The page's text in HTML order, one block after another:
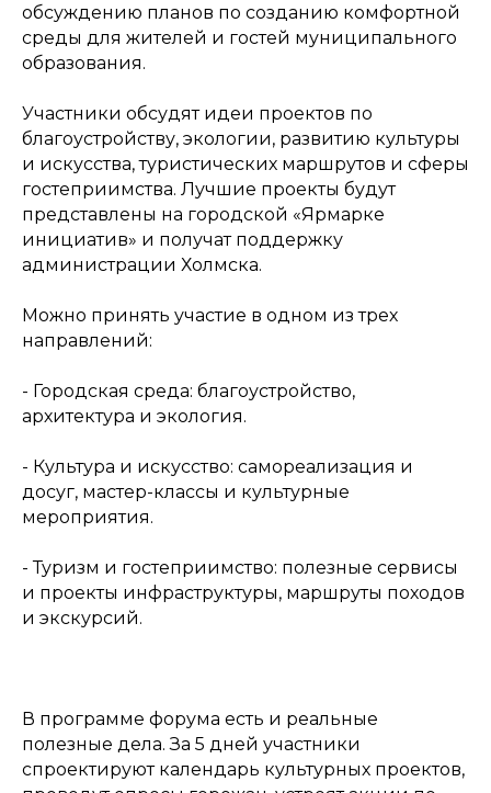
обсуждению планов по созданию комфортной
среды для жителей и гостей муниципального
образования.
Участники обсудят идеи проектов по
благоустройству, экологии, развитию культуры
и искусства, туристических маршрутов и сферы
гостеприимства. Лучшие проекты будут
представлены на городской «Ярмарке
инициатив» и получат поддержку
администрации Холмска.
Можно принять участие в одном из трех
направлений:
- Городская среда: благоустройство,
архитектура и экология.
- Культура и искусство: самореализация и
досуг, мастер-классы и культурные
мероприятия.
- Туризм и гостеприимство: полезные сервисы
и проекты инфраструктуры, маршруты походов
и экскурсий.
В программе форума есть и реальные
полезные дела. За 5 дней участники
спроектируют календарь культурных проектов,